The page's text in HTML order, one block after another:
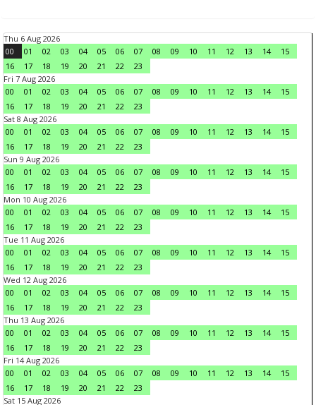
Thu 6 Aug 2026
00
01 02 03 04 05 06 07 08 09 10 11 12 13 14
15
16
17 18 19 20 21 22
23
Fri 7 Aug 2026
00
01 02 03 04 05 06 07 08 09 10 11 12 13 14
15
16
17 18 19 20 21 22
23
Sat 8 Aug 2026
00
01 02 03 04 05 06 07 08 09 10 11 12 13 14
15
16
17 18 19 20 21 22
23
Sun 9 Aug 2026
00
01 02 03 04 05 06 07 08 09 10 11 12 13 14
15
16
17 18 19 20 21 22
23
Mon 10 Aug 2026
00
01 02 03 04 05 06 07 08 09 10 11 12 13 14
15
16
17 18 19 20 21 22
23
Tue 11 Aug 2026
00
01 02 03 04 05 06 07 08 09 10 11 12 13 14
15
16
17 18 19 20 21 22
23
Wed 12 Aug 2026
00
01 02 03 04 05 06 07 08 09 10 11 12 13 14
15
16
17 18 19 20 21 22
23
Thu 13 Aug 2026
00
01 02 03 04 05 06 07 08 09 10 11 12 13 14
15
16
17 18 19 20 21 22
23
Fri 14 Aug 2026
00
01 02 03 04 05 06 07 08 09 10 11 12 13 14
15
16
17 18 19 20 21 22
23
Sat 15 Aug 2026